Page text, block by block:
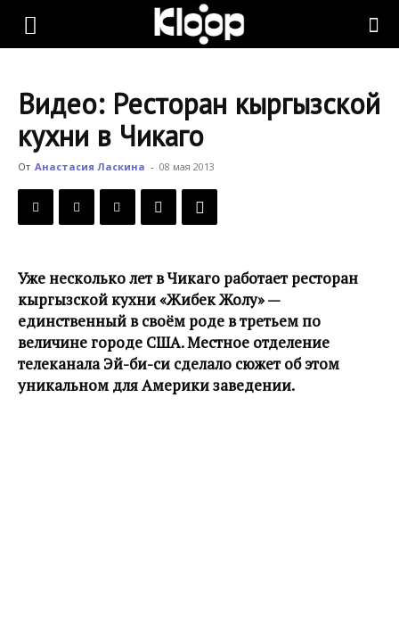
KLOOP.KG
Новости
Видео: Ресторан кыргызской
кухни в Чикаго
От Анастасия Ласкина - 08 мая 2013
Уже несколько лет в Чикаго работает ресторан
кыргызской кухни «Жибек Жолу» —
единственный в своём роде в третьем по
величине городе США. Местное отделение
телеканала Эй-би-си сделало сюжет об этом
уникальном для Америки заведении.